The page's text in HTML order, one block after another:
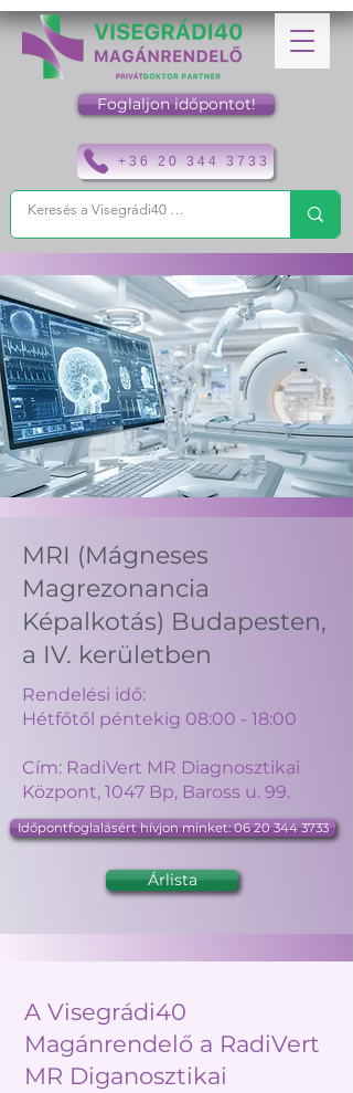
+36 20 344 3733
Foglaljon időpontot!
MRI (Mágneses
Magrezonancia
Képalkotás) Budapesten,
a IV. kerületben
Rendelési idő:
Hétfőtől péntekig 08:00 - 18:00
Cím: RadiVert MR Diagnosztikai
Központ, 1047 Bp, Baross u. 99.
Időpontfoglalásért hívjon minket: 06 20 344 3733
Árlista
A Visegrádi40
Magánrendelő a RadiVert
MR Diganosztikai